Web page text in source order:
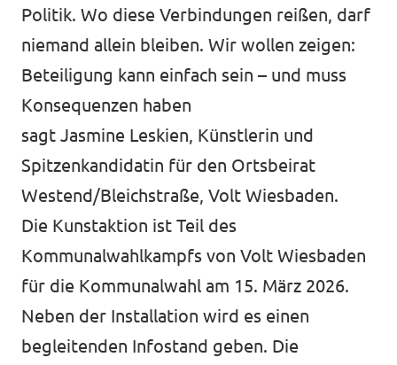
Politik. Wo diese Verbindungen reißen, darf
niemand allein bleiben. Wir wollen zeigen:
Beteiligung kann einfach sein – und muss
Konsequenzen haben
sagt Jasmine Leskien, Künstlerin und
Spitzenkandidatin für den Ortsbeirat
Westend/Bleichstraße, Volt Wiesbaden.
Die Kunstaktion ist Teil des
Kommunalwahlkampfs von Volt Wiesbaden
für die Kommunalwahl am 15. März 2026.
Neben der Installation wird es einen
begleitenden Infostand geben. Die